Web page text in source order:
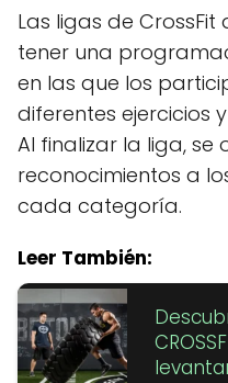
Las ligas de CrossFit
tener una
en las que los
diferentes ejercicios
Al finalizar la liga,
reconocimientos a
cada categoría.
Leer También: